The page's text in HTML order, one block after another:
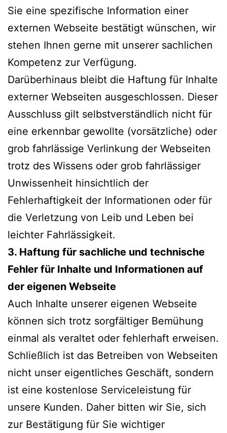
Sie eine spezifische Information einer
externen Webseite bestätigt wünschen, wir
stehen Ihnen gerne mit unserer sachlichen
Kompetenz zur Verfügung.
Darüberhinaus bleibt die Haftung für Inhalte
externer Webseiten ausgeschlossen. Dieser
Ausschluss gilt selbstverständlich nicht für
eine erkennbar gewollte (vorsätzliche) oder
grob fahrlässige Verlinkung der Webseiten
trotz des Wissens oder grob fahrlässiger
Unwissenheit hinsichtlich der
Fehlerhaftigkeit der Informationen oder für
die Verletzung von Leib und Leben bei
leichter Fahrlässigkeit.
3. Haftung für sachliche und technische
Fehler für Inhalte und Informationen auf
der eigenen Webseite
Auch Inhalte unserer eigenen Webseite
können sich trotz sorgfältiger Bemühung
einmal als veraltet oder fehlerhaft erweisen.
Schließlich ist das Betreiben von Webseiten
nicht unser eigentliches Geschäft, sondern
ist eine kostenlose Serviceleistung für
unsere Kunden. Daher bitten wir Sie, sich
zur Bestätigung für Sie wichtiger